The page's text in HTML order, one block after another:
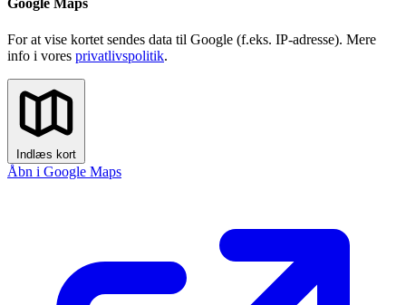
Google Maps
For at vise kortet sendes data til Google (f.eks. IP-adresse). Mere
info i vores privatlivspolitik.
Indlæs kort
Åbn i Google Maps